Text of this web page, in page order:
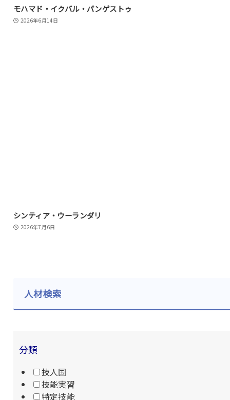
モハマド・イクバル・パンゲストゥ
2026年6月14日
シンティア・ウーランダリ
2026年7月6日
人材検索
分類
技人国
技能実習
特定技能